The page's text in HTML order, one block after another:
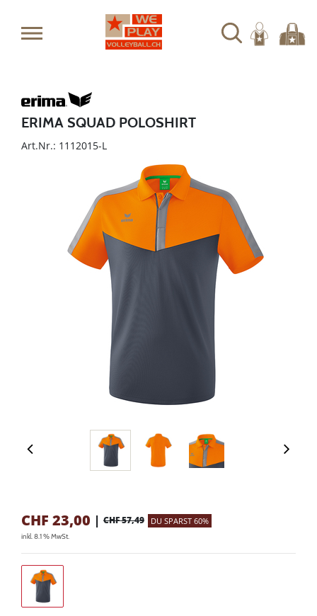
ERIMA SQUAD POLOSHIRT
Art.Nr.: 1112015-L
CHF 23,00 | CHF 57,49 DU SPARST 60%
inkl. 8.1 % MwSt.